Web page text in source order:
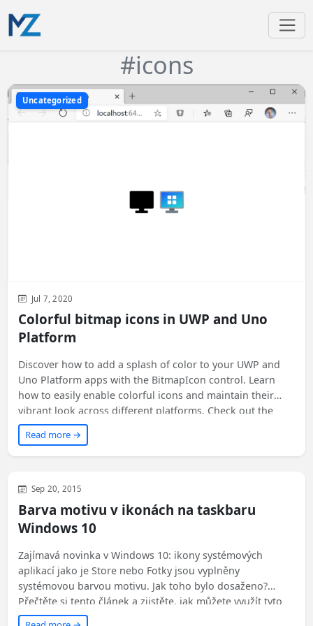
#icons
Uncategorized
Jul 7, 2020
Colorful bitmap icons in UWP and Uno
Platform
Discover how to add a splash of color to your UWP and
Uno Platform apps with the BitmapIcon control. Learn
how to easily enable colorful icons and maintain their
vibrant look across different platforms. Check out the
sample on GitHub to try it out on your own devices.
Read more →
Development
Sep 20, 2015
Barva motivu v ikonách na taskbaru
Windows 10
Zajímavá novinka v Windows 10: ikony systémových
aplikací jako je Store nebo Fotky jsou vyplněny
systémovou barvou motivu. Jak toho bylo dosaženo?
Přečtěte si tento článek a zjistěte, jak můžete využít tyto
speciální typy ikon ve svých aplikacích.